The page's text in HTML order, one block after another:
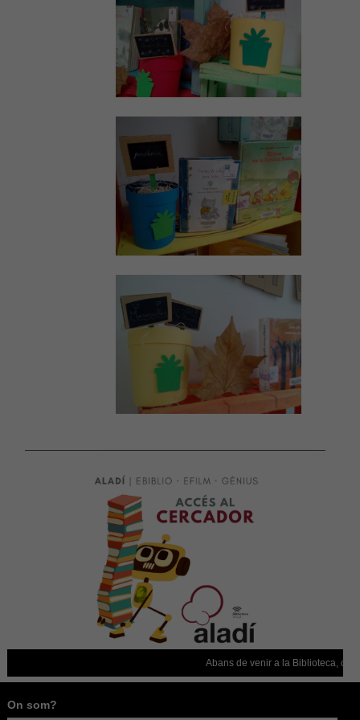
Abans de venir a la Biblioteca,
On som?
web.
Estadístiques
Per a millorar
la nostra web
cookies.
Experiència
Per tal que el
nostre lloc
web funcioni
el millor
durant la
vostra visita.
aquestes
cookies,
alguna
funcionalitat
desapareixerà
del lloc web.